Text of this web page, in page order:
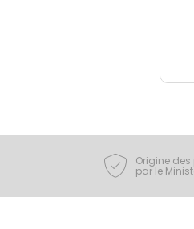
Origine
par le